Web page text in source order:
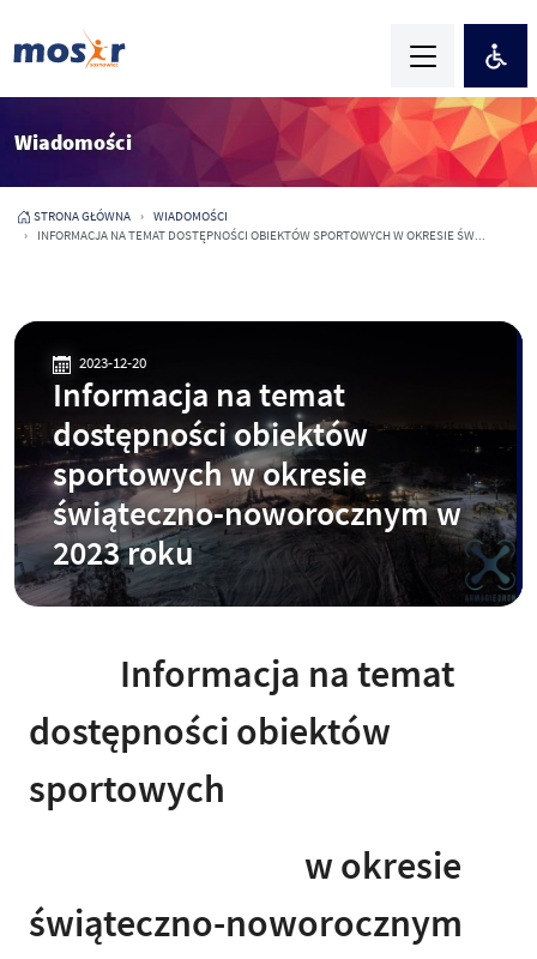
Wiadomości
STRONA GŁÓWNA
WIADOMOŚCI
INFORMACJA NA TEMAT DOSTĘPNOŚCI OBIEKTÓW SPORTOWYCH W OKRESIE ŚW...
2023-12-20
Informacja na temat
dostępności obiektów
sportowych w okresie
świąteczno-noworocznym w
2023 roku
Informacja na temat
dostępności obiektów
sportowych
w okresie
świąteczno-noworocznym